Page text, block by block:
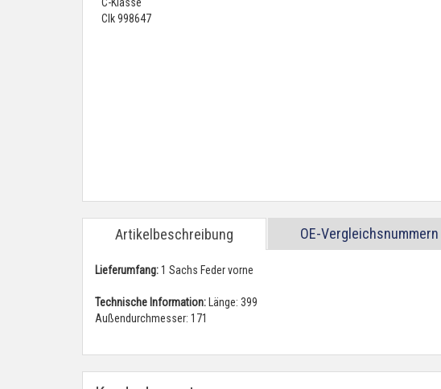
Artikelbeschreibung OE-Vergleichsnummern
Lieferumfang:1 Sachs Feder vorne
Technische Information: Länge: 399
Außendurchmesser: 171